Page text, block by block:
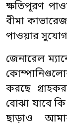
ক্ষতিপূরণ
বীমা
পাওয়ার সুযোগ
জেনারেল
করছে
বোঝা যাবে
ছাড়াও